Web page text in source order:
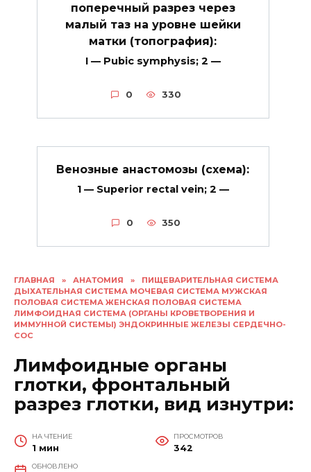
ГЛАВНАЯ » АНАТОМИЯ »
ПИЩЕВАРИТЕЛЬНАЯ СИСТЕМА
ДЫХАТЕЛЬНАЯ СИСТЕМА МОЧЕВАЯ СИСТЕМА МУЖСКАЯ
ПОЛОВАЯ СИСТЕМА ЖЕНСКАЯ ПОЛОВАЯ СИСТЕМА
ЛИМФОИДНАЯ СИСТЕМА (ОРГАНЫ КРОВЕТВОРЕНИЯ И
ИММУННОЙ СИСТЕМЫ) ЭНДОКРИННЫЕ ЖЕЛЕЗЫ СЕРДЕЧНО-
СОС
Лимфоидные органы
глотки, фронтальный
разрез глотки, вид изнутри:
НА ЧТЕНИЕ
1 мин
ПРОСМОТРОВ
342
ОБНОВЛЕНО
поперечный разрез через
малый таз на уровне шейки
матки (топография):
I — Pubic symphysis; 2 —
0 330
Венозные анастомозы (схема):
1 — Superior rectal vein; 2 —
0 350